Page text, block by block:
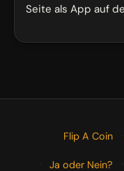
Seite als App auf
Flip A Coin
Ja oder Nein?